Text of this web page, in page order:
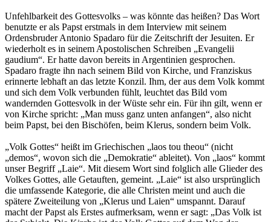
Unfehlbarkeit des Gottesvolks – was könnte das heißen? Das Wort
benutzte er als Papst erstmals in dem Interview mit seinem
Ordensbruder Antonio Spadaro für die Zeitschrift der Jesuiten. Er
wiederholt es in seinem Apostolischen Schreiben „Evangelii
gaudium“. Er hatte davon bereits in Argentinien gesprochen.
Spadaro fragte ihn nach seinem Bild von Kirche, und Franziskus
erinnerte lebhaft an das letzte Konzil. Ihm, der aus dem Volk kommt
und sich dem Volk verbunden fühlt, leuchtet das Bild vom
wandernden Gottesvolk in der Wüste sehr ein. Für ihn gilt, wenn er
von Kirche spricht: „Man muss ganz unten anfangen“, also nicht
beim Papst, bei den Bischöfen, beim Klerus, sondern beim Volk.
„Volk Gottes“ heißt im Griechischen „laos tou theou“ (nicht
„demos“, wovon sich die „Demokratie“ ableitet). Von „laos“ kommt
unser Begriff „Laie“. Mit diesem Wort sind folglich alle Glieder des
Volkes Gottes, alle Getauften, gemeint. „Laie“ ist also ursprünglich
die umfassende Kategorie, die alle Christen meint und auch die
spätere Zweiteilung von „Klerus und Laien“ umspannt. Darauf
macht der Papst als Erstes aufmerksam, wenn er sagt: „Das Volk ist